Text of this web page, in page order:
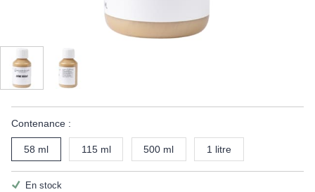
Contenance :
58 ml 115 ml 500 ml 1 litre
En stock